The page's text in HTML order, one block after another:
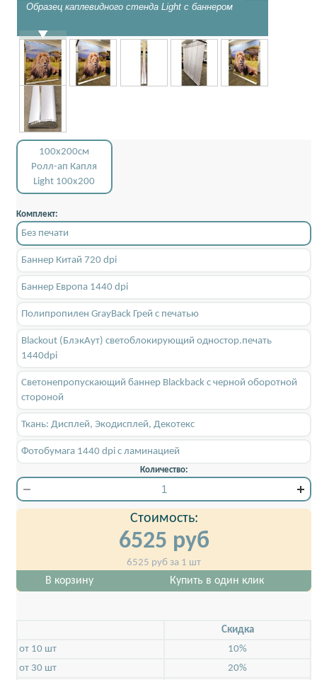
Образец каплевидного стенда Light с баннером
100x200см
Ролл-ап Капля
Light 100x200
Комплект:
Без печати
Баннер Китай 720 dpi
Баннер Европа 1440 dpi
Полипропилен GrayBack Грей с печатью
Blackout (БлэкАут) светоблокирующий одностор.печать
1440dpi
Светонепропускающий баннер Blackback c черной оборотной
стороной
Ткань: Дисплей, Экодисплей, Декотекс
Фотобумага 1440 dpi с ламинацией
Количество:
Стоимость:
6525 руб
6525 руб за 1 шт
В корзину Купить в один клик
Скидкa
от 10 шт
10%
от 30 шт
20%